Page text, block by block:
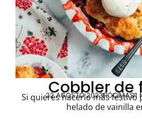
Cobbler de
22 AGOSTO 2023PÓCIMAS1
Si quieres hacerlo más festivo
helado de vainilla